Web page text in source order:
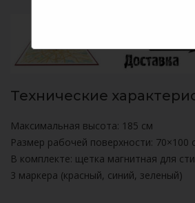
Технические
Максимальная высота: 185 см
Размер рабочей поверхности: 70×100
В комплекте: щетка магнитная для
3 маркера (красный, синий, зеленый)